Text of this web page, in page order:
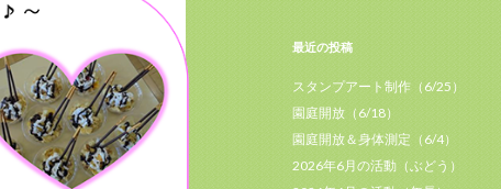
最近の投稿
スタンプアート制作（6/25）
園庭開放（6/18）
園庭開放＆身体測定（6/4）
2026年6月の活動（ぶどう）